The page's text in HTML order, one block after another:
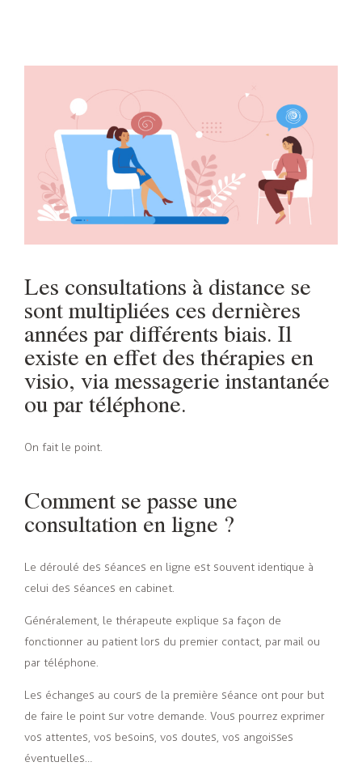
Les consultations à distance se
sont multipliées ces dernières
années par différents biais. Il
existe en effet des thérapies en
visio, via messagerie instantanée
ou par téléphone.
On fait le point.
Comment se passe une
consultation en ligne ?
Le déroulé des séances en ligne est souvent identique à
celui des séances en cabinet.
Généralement, le thérapeute explique sa façon de
fonctionner au patient lors du premier contact, par mail ou
par téléphone.
Les échanges au cours de la première séance ont pour but
de faire le point sur votre demande. Vous pourrez exprimer
vos attentes, vos besoins, vos doutes, vos angoisses
éventuelles…